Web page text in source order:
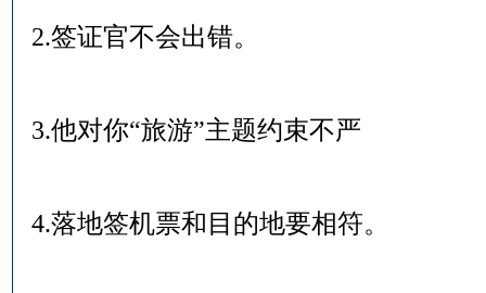
2.签证官不会出错。
3.他对你“旅游”主题约束不严
4.落地签机票和目的地要相符。